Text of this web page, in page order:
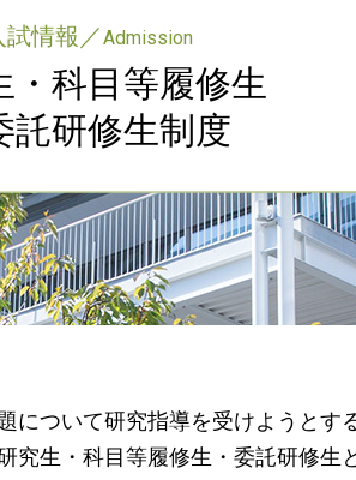
試情報 ／Admission
・科目等履修生
託研修生制度
について研究指導を受けようと
究生・科目等履修生・委託研修